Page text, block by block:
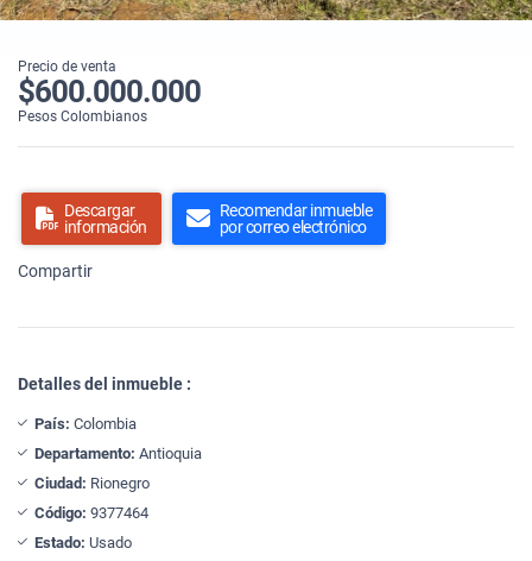
Precio de venta
$600.000.000
Pesos Colombianos
Descargar
información
Recomendar inmueble
por correo electrónico
Compartir
Detalles del inmueble :
País: Colombia
Departamento: Antioquia
Ciudad: Rionegro
Código: 9377464
Estado: Usado